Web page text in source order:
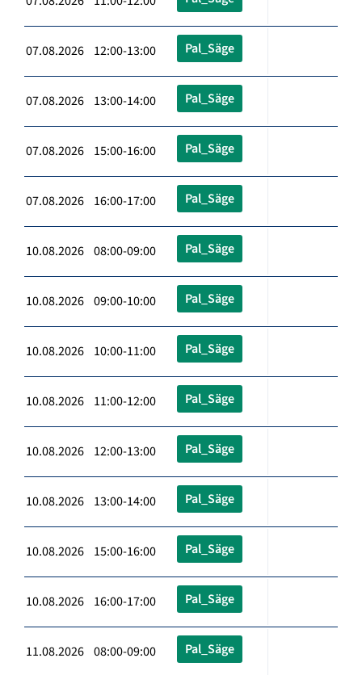
07.08.2026 12:00-13:00 Pal_Säge
07.08.2026 13:00-14:00 Pal_Säge
07.08.2026 15:00-16:00 Pal_Säge
07.08.2026 16:00-17:00 Pal_Säge
10.08.2026 08:00-09:00 Pal_Säge
10.08.2026 09:00-10:00 Pal_Säge
10.08.2026 10:00-11:00 Pal_Säge
10.08.2026 11:00-12:00 Pal_Säge
10.08.2026 12:00-13:00 Pal_Säge
10.08.2026 13:00-14:00 Pal_Säge
10.08.2026 15:00-16:00 Pal_Säge
10.08.2026 16:00-17:00 Pal_Säge
11.08.2026 08:00-09:00 Pal_Säge